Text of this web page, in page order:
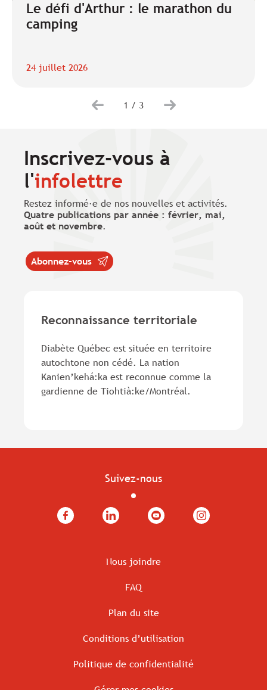
Le défi d'Arthur : le marathon du
camping
24 juillet 2026
1 / 3
Inscrivez-vous à
l'infolettre
Restez informé·e de nos nouvelles et activités.
Quatre publications par année : février, mai,
août et novembre.
Abonnez-vous
Reconnaissance territoriale
Diabète Québec est située en territoire
autochtone non cédé. La nation
Kanien’kehá:ka est reconnue comme la
gardienne de Tiohtià:ke/Montréal.
Suivez-nous
Facebook LinkedIn YouTube Instagram
Nous joindre
FAQ
Plan du site
Conditions d’utilisation
Politique de confidentialité